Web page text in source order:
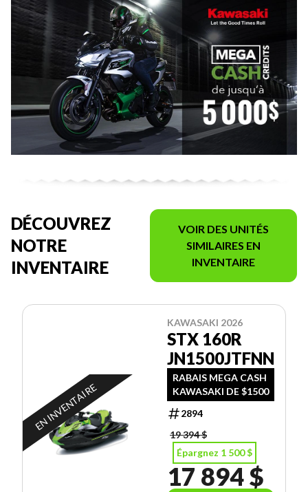
DÉCOUVREZ
NOTRE
INVENTAIRE
VOIR DES UNITÉS
SIMILAIRES EN
INVENTAIRE
EN INVENTAIRE
KAWASAKI 2026
STX 160R
JN1500JTFNN
RABAIS MEGA CASH
KAWASAKI DE $1500
2894
19 394 $
Épargnez 1 500 $
17 894 $